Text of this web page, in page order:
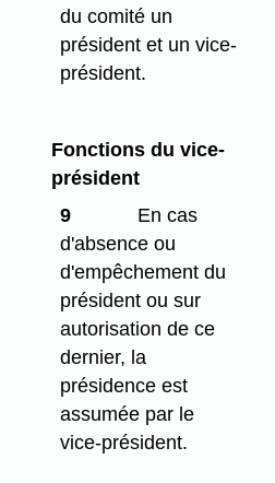
du comité un
président et un vice-
président.
Fonctions du vice-
président
9
En cas
d'absence ou
d'empêchement du
président ou sur
autorisation de ce
dernier, la
présidence est
assumée par le
vice-président.